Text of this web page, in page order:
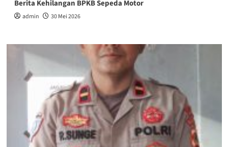
Berita Kehilangan BPKB Sepeda Motor
admin 30 Mei 2026